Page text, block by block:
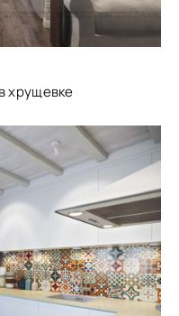
хрущевке